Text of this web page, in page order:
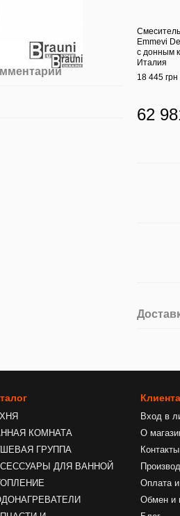
Emmevi
с донным
Италия
18 445 грн
62
КОМНАТА
ГРУППА
ДЛЯ ВАННОЙ
Вход в
О
Контакты
Оплата
Обмен и